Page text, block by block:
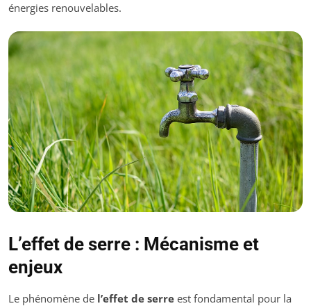
énergies renouvelables.
L’effet de serre : Mécanisme et
enjeux
Le phénomène de l’effet de serre est fondamental pour la